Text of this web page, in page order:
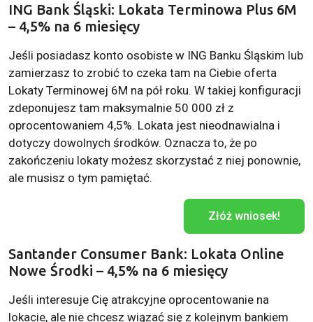
ING Bank Śląski: Lokata Terminowa Plus 6M
– 4,5% na 6 miesięcy
Jeśli posiadasz konto osobiste w ING Banku Śląskim lub
zamierzasz to zrobić to czeka tam na Ciebie oferta
Lokaty Terminowej 6M na pół roku. W takiej konfiguracji
zdeponujesz tam maksymalnie 50 000 zł z
oprocentowaniem 4,5%. Lokata jest nieodnawialna i
dotyczy dowolnych środków. Oznacza to, że po
zakończeniu lokaty możesz skorzystać z niej ponownie,
ale musisz o tym pamiętać.
Złóż wniosek!
Santander Consumer Bank: Lokata Online
Nowe Środki – 4,5% na 6 miesięcy
Jeśli interesuje Cię atrakcyjne oprocentowanie na
lokacie, ale nie chcesz wiązać się z kolejnym bankiem